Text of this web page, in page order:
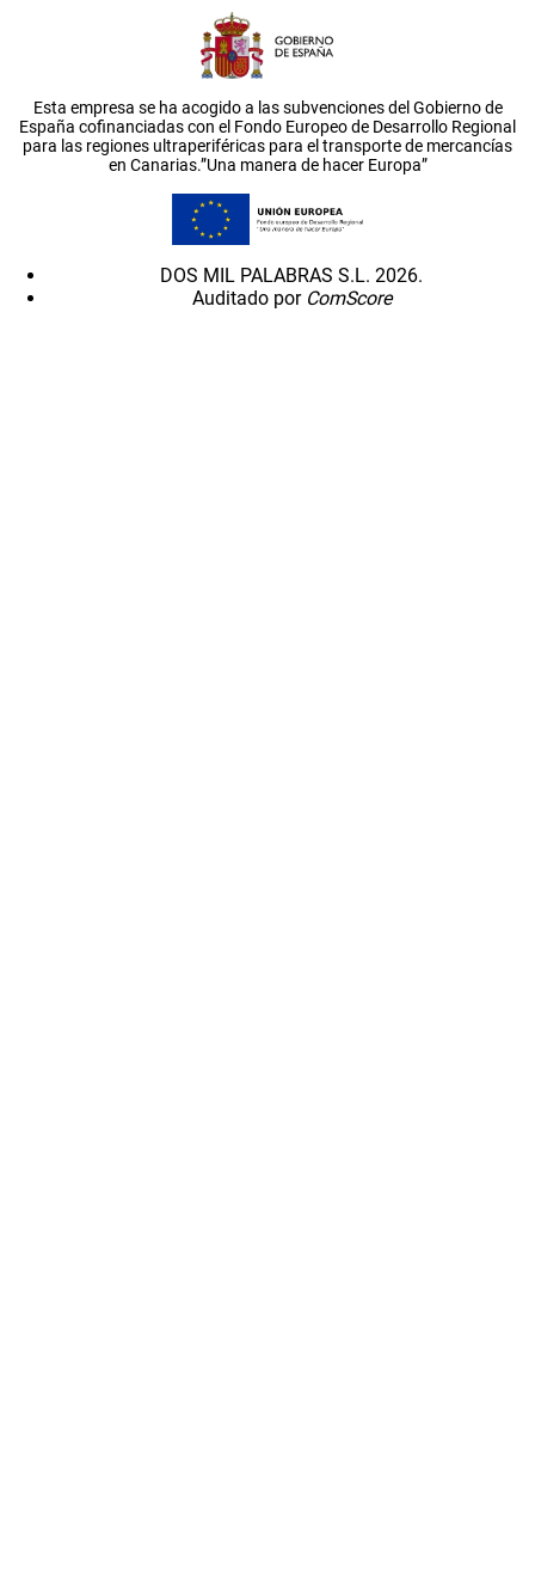
Esta empresa se ha acogido a las subvenciones del Gobierno de
España cofinanciadas con el Fondo Europeo de Desarrollo Regional
para las regiones ultraperiféricas para el transporte de mercancías
en Canarias.”Una manera de hacer Europa”
DOS MIL PALABRAS S.L. 2026.
Auditado por ComScore